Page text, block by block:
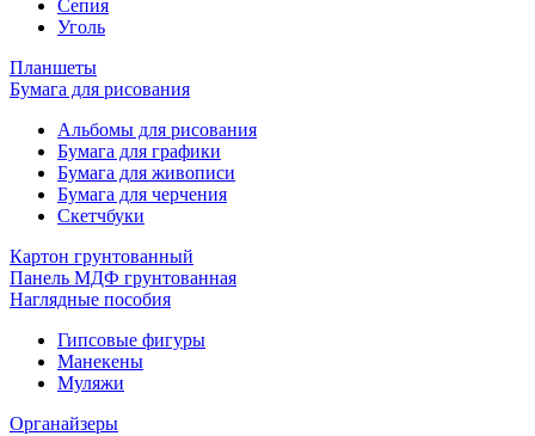
Сепия
Уголь
Планшеты
Бумага для рисования
Альбомы для рисования
Бумага для графики
Бумага для живописи
Бумага для черчения
Скетчбуки
Картон грунтованный
Панель МДФ грунтованная
Наглядные пособия
Гипсовые фигуры
Манекены
Муляжи
Органайзеры